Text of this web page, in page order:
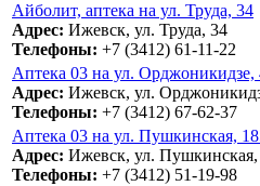
Айболит, аптека на ул. Труда, 34
Адрес: Ижевск, ул. Труда, 34
Телефоны: +7 (3412) 61-11-22
Аптека 03 на ул. Орджоникидзе,
Адрес: Ижевск, ул.
Телефоны: +7 (3412) 67-62-37
Аптека 03 на ул. Пушкинская,
Адрес: Ижевск, ул. Пушкинская,
Телефоны: +7 (3412) 51-19-98